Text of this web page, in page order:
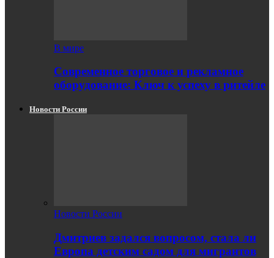
В мире
Современное торговое и рекламное
оборудование: Ключ к успеху в ритейле
Новости России
Новости России
Дмитриев задался вопросом, стала ли
Европа детским садом для мигрантов